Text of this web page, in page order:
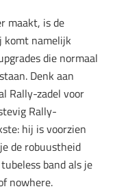
maakt, is de
komt namelijk
die normaal
Denk aan
Rally-zadel voor
Rally-
hij is voorzien
de robuustheid
band als je
nowhere.